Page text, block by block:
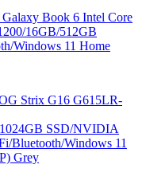
Galaxy Book 6 Intel Core
16GB/512GB
Windows 11 Home
Strix G16 G615LR-
SSD/NVIDIA
Bluetooth/Windows 11
Grey